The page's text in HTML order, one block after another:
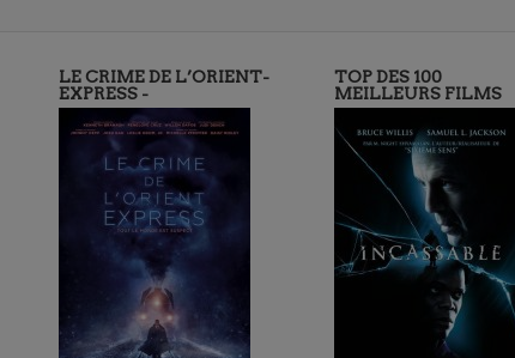
LE CRIME DE L’ORIENT-
EXPRESS -
TOP DES 100
MEILLEURS FILMS